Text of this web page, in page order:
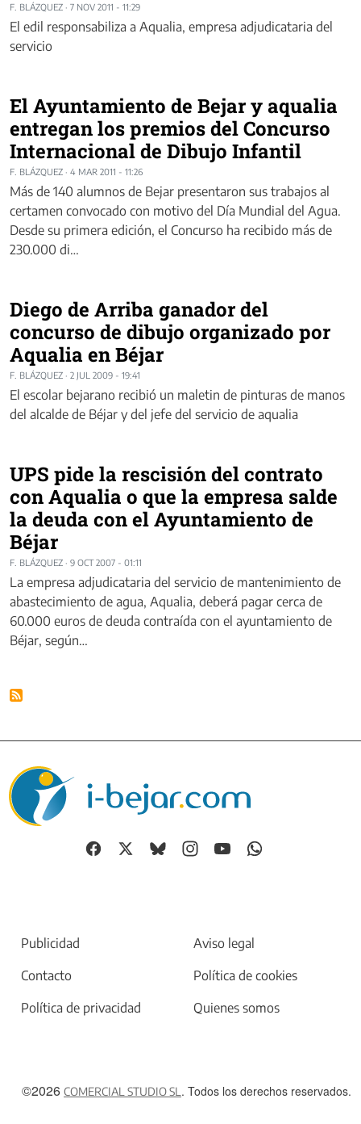
F. BLÁZQUEZ · 7 NOV 2011 - 11:29
El edil responsabiliza a Aqualia, empresa adjudicataria del
servicio
El Ayuntamiento de Bejar y aqualia
entregan los premios del Concurso
Internacional de Dibujo Infantil
F. BLÁZQUEZ · 4 MAR 2011 - 11:26
Más de 140 alumnos de Bejar presentaron sus trabajos al
certamen convocado con motivo del Día Mundial del Agua.
Desde su primera edición, el Concurso ha recibido más de
230.000 di…
Diego de Arriba ganador del
concurso de dibujo organizado por
Aqualia en Béjar
F. BLÁZQUEZ · 2 JUL 2009 - 19:41
El escolar bejarano recibió un maletin de pinturas de manos
del alcalde de Béjar y del jefe del servicio de aqualia
UPS pide la rescisión del contrato
con Aqualia o que la empresa salde
la deuda con el Ayuntamiento de
Béjar
F. BLÁZQUEZ · 9 OCT 2007 - 01:11
La empresa adjudicataria del servicio de mantenimiento de
abastecimiento de agua, Aqualia, deberá pagar cerca de
60.000 euros de deuda contraída con el ayuntamiento de
Béjar, según…
Publicidad
Aviso legal
Contacto
Política de cookies
Política de privacidad
Quienes somos
©2026 COMERCIAL STUDIO SL . Todos los derechos reservados.